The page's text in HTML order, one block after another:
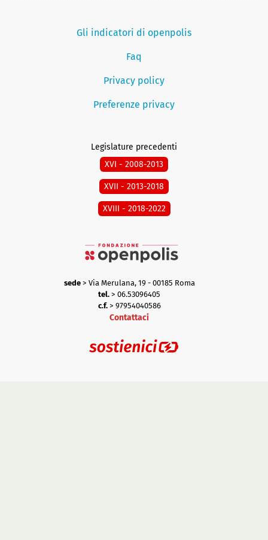
Gli indicatori di openpolis
Faq
Privacy policy
Preferenze privacy
Legislature precedenti
XVI - 2008-2013
XVII - 2013-2018
XVIII - 2018-2022
sede> Via Merulana, 19 - 00185 Roma
tel. > 06.53096405
c.f.> 97954040586
Contattaci